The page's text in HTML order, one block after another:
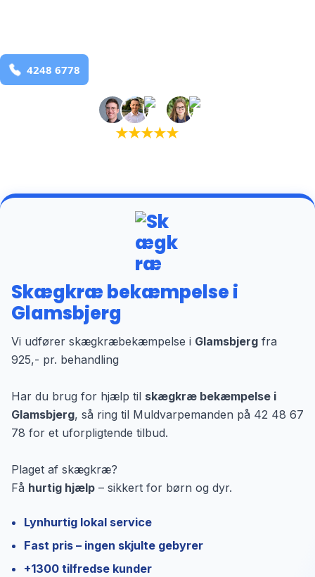
★★★★★
Skægkræ bekæmpelse i
Glamsbjerg
Vi udfører skægkræbekæmpelse i Glamsbjerg fra
925,- pr. behandling
Har du brug for hjælp til skægkræ bekæmpelse i
Glamsbjerg, så ring til Muldvarpemanden på 42 48 67
78 for et uforpligtende tilbud.
Plaget af skægkræ?
Få hurtig hjælp – sikkert for børn og dyr.
Lynhurtig lokal service
Fast pris – ingen skjulte gebyrer
+1300 tilfredse kunder